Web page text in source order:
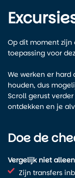
Op dit moment zijn
toepassing voor
We werken er
houden, dus
Scroll gerust
ontdekken en je
Doe de
Vergelijk niet
Zijn transfers